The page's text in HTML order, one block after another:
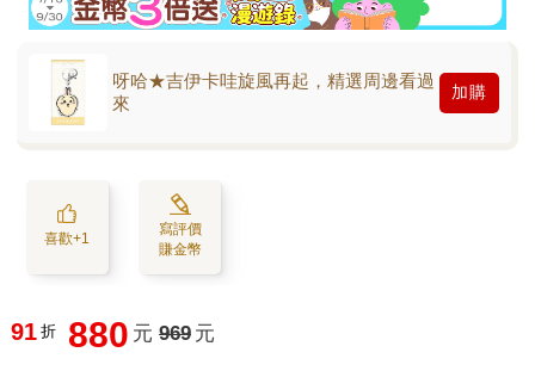
呀哈★吉伊卡哇旋風再起，精選周邊看過
來
加購
喜歡+1
寫評價
賺金幣
91 折 880 元 969 元